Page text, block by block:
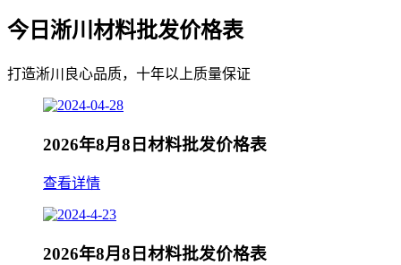
今日淅川材料批发价格表
打造淅川良心品质，十年以上质量保证
2026年8月8日材料批发价格表
查看详情
2026年8月8日材料批发价格表